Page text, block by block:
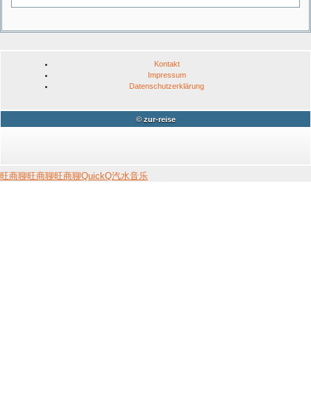
Kontakt
Impressum
Datenschutzerklärung
© zur-reise
旺商聊旺商聊旺商聊QuickQ汽水音乐